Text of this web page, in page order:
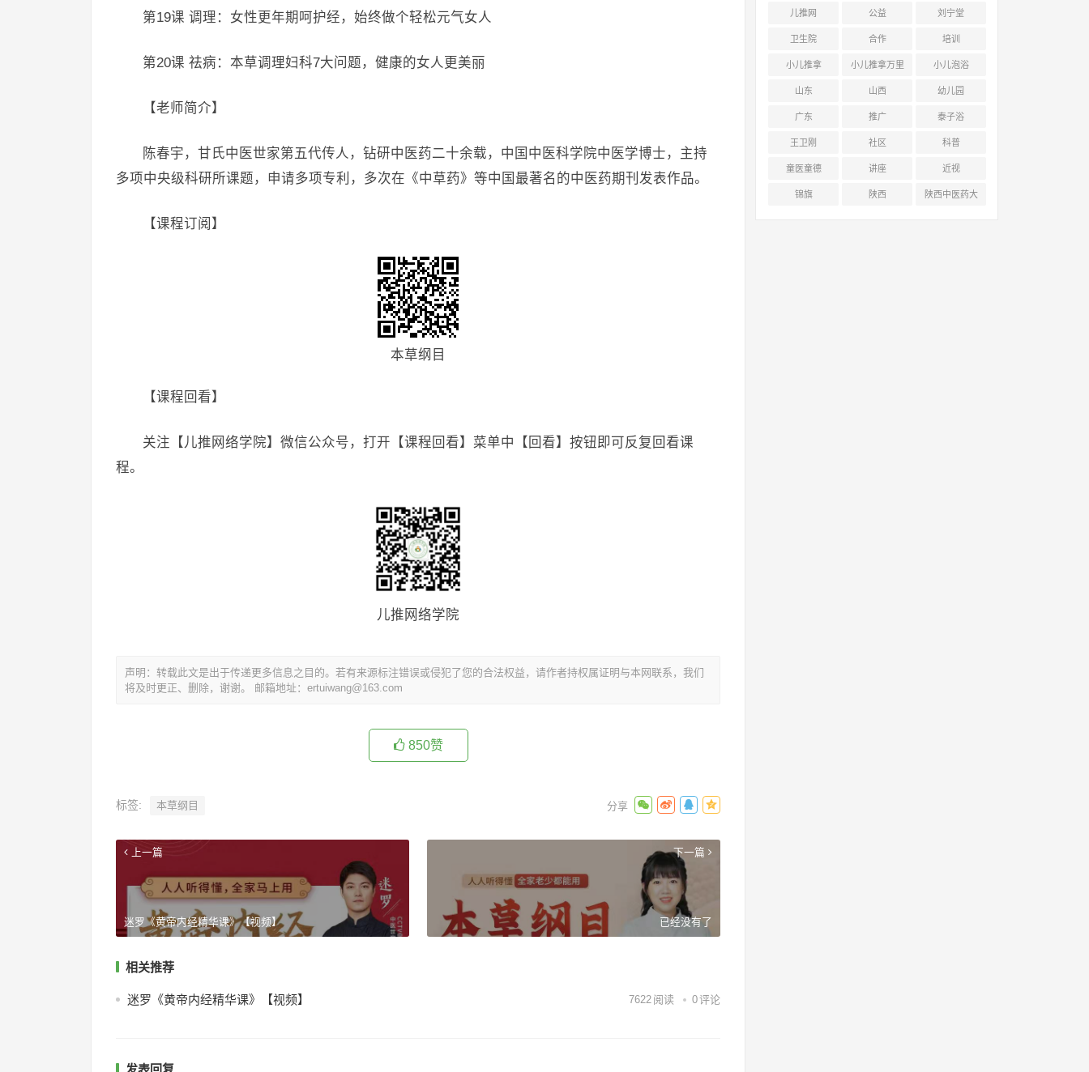
第19课 调理：女性更年期呵护经，始终做个轻松元气女人
第20课 祛病：本草调理妇科7大问题，健康的女人更美丽
【老师简介】
陈春宇，甘氏中医世家第五代传人，钻研中医药二十余载，中国中医科学院中医学博士，主持
多项中央级科研所课题，申请多项专利，多次在《中草药》等中国最著名的中医药期刊发表作品。
【课程订阅】
本草纲目
【课程回看】
关注【儿推网络学院】微信公众号，打开【课程回看】菜单中【回看】按钮即可反复回看课
程。
儿推网络学院
声明：转载此文是出于传递更多信息之目的。若有来源标注错误或侵犯了您的合法权益，请作者持权属证明与本网联系，我们
将及时更正、删除，谢谢。 邮箱地址：ertuiwang@163.com
850赞
标签: 本草纲目
上一篇
迷罗《黄帝内经精华课》【视频】
下一篇
已经没有了
相关推荐
迷罗《黄帝内经精华课》【视频】 7622 阅读 0评论
发表回复
儿推网 公益 刘宁堂
卫生院 合作 培训
小儿推拿 小儿推拿万里
行
小儿泡浴
山东 山西 幼儿园
广东 推广 泰子浴
王卫刚 社区 科普
童医童德 讲座 近视
锦旗 陕西 陕西中医药大